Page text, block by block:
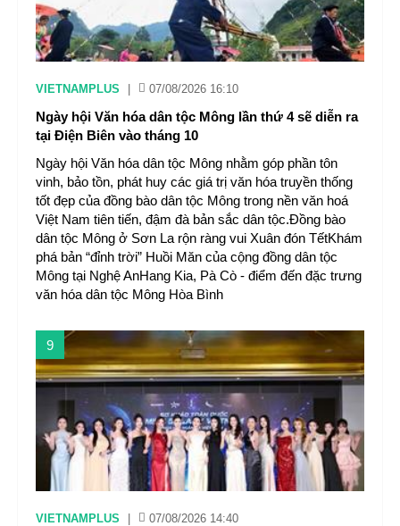
VIETNAMPLUS 07/08/2026 16:10
Ngày hội Văn hóa dân tộc Mông lần thứ 4 sẽ diễn ra
tại Điện Biên vào tháng 10
Ngày hội Văn hóa dân tộc Mông nhằm góp phần tôn
vinh, bảo tồn, phát huy các giá trị văn hóa truyền thống
tốt đẹp của đồng bào dân tộc Mông trong nền văn hoá
Việt Nam tiên tiến, đậm đà bản sắc dân tộc.Đồng bào
dân tộc Mông ở Sơn La rộn ràng vui Xuân đón TếtKhám
phá bản “đỉnh trời” Huồi Măn của cộng đồng dân tộc
Mông tại Nghệ AnHang Kia, Pà Cò - điểm đến đặc trưng
văn hóa dân tộc Mông Hòa Bình
9
VIETNAMPLUS 07/08/2026 14:40